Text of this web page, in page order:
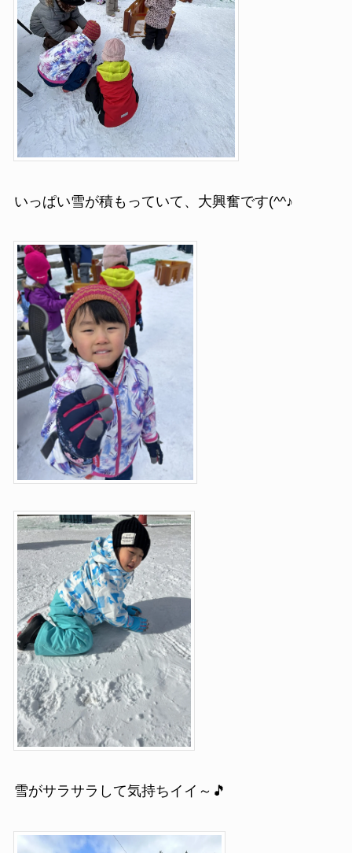
いっぱい雪が積もっていて、大興奮です(^^♪
雪がサラサラして気持ちイイ～🎵